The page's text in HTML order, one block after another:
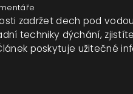
zadržet dech pod
techniky dýchání,
poskytuje užitečné